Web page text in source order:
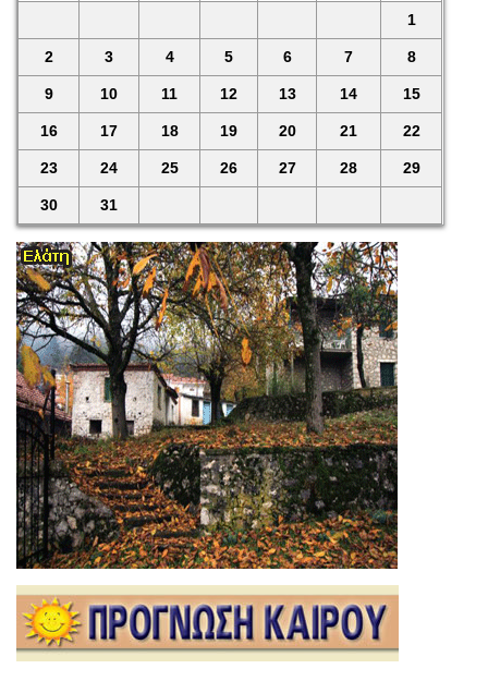
1
2 3 4 5 6 7 8
9 10 11 12 13 14 15
16 17 18 19 20 21 22
23 24 25 26 27 28 29
30 31